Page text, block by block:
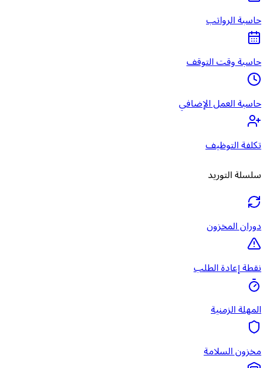
حاسبة الرواتب
حاسبة وقت التوقف
حاسبة العمل الإضافي
تكلفة التوظيف
سلسلة التوريد
دوران المخزون
نقطة إعادة الطلب
المهلة الزمنية
مخزون السلامة